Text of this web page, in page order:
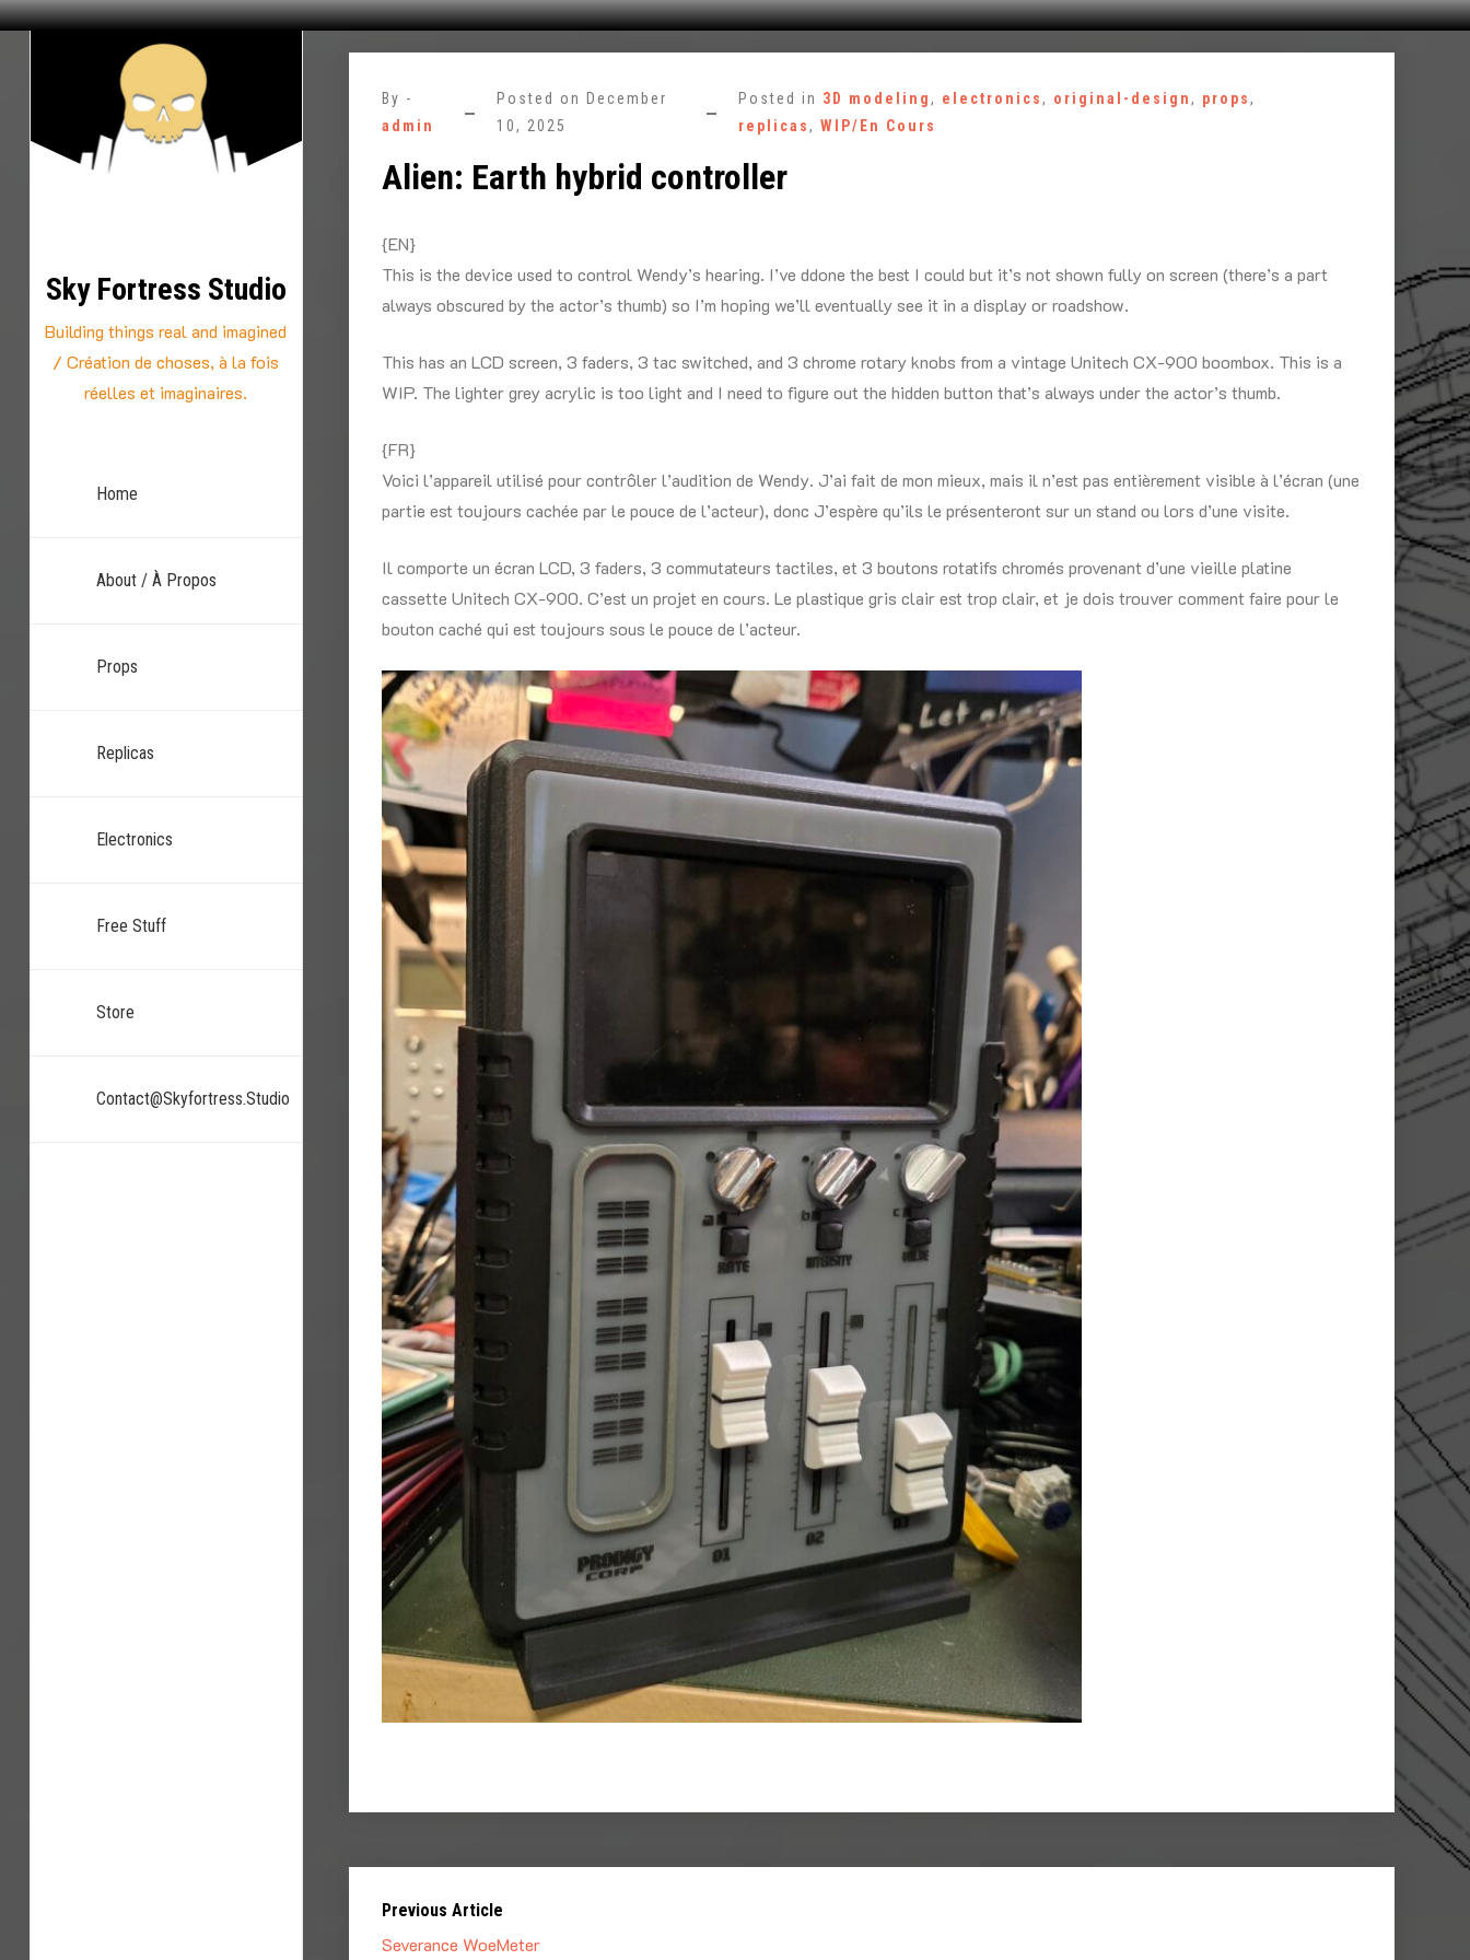
Sky Fortress Studio
Building things real and imagined
/ Création de choses, à la fois
réelles et imaginaires.
Home
About / À Propos
Props
Replicas
Electronics
Free Stuff
Store
Contact@skyfortress.studio
By -
admin
Posted on December
10, 2025
Posted in 3D modeling, electronics, original-design, props,
replicas,WIP/En Cours
Alien: Earth hybrid controller
{EN}
This is the device used to control Wendy’s hearing. I’ve ddone the best I could but it’s not shown fully on screen (there’s a part
always obscured by the actor’s thumb) so I’m hoping we’ll eventually see it in a display or roadshow.
This has an LCD screen, 3 faders, 3 tac switched, and 3 chrome rotary knobs from a vintage Unitech CX-900 boombox. This is a
WIP. The lighter grey acrylic is too light and I need to figure out the hidden button that’s always under the actor’s thumb.
{FR}
Voici l’appareil utilisé pour contrôler l’audition de Wendy. J’ai fait de mon mieux, mais il n’est pas entièrement visible à l’écran (une
partie est toujours cachée par le pouce de l’acteur), donc J’espère qu’ils le présenteront sur un stand ou lors d’une visite.
Il comporte un écran LCD, 3 faders, 3 commutateurs tactiles, et 3 boutons rotatifs chromés provenant d’une vieille platine
cassette Unitech CX-900. C’est un projet en cours. Le plastique gris clair est trop clair, et je dois trouver comment faire pour le
bouton caché qui est toujours sous le pouce de l’acteur.
Previous Article
Severance WoeMeter